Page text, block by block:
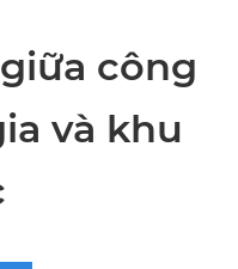
công
và khu